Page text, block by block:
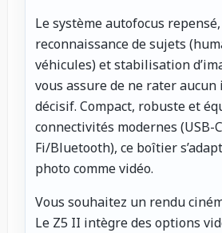
Le système autofocus
reconnaissance de sujets
véhicules) et stabilisation
vous assure de ne rater
décisif. Compact, robuste et
connectivités modernes (USB-
Fi/Bluetooth), ce boîtier
photo comme vidéo.
Vous souhaitez un rendu
Le Z5 II intègre des options